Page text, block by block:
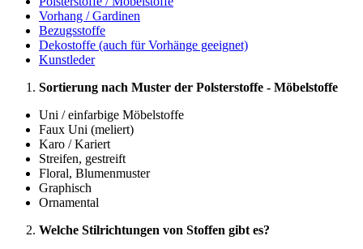
Vorhang / Gardinen
Bezugsstoffe
Dekostoffe (auch für Vorhänge geeignet)
Kunstleder
Sortierung nach Muster der Polsterstoffe - Möbelstoffe
Uni / einfarbige Möbelstoffe
Faux Uni (meliert)
Karo / Kariert
Streifen, gestreift
Floral, Blumenmuster
Graphisch
Ornamental
Welche Stilrichtungen von Stoffen gibt es?